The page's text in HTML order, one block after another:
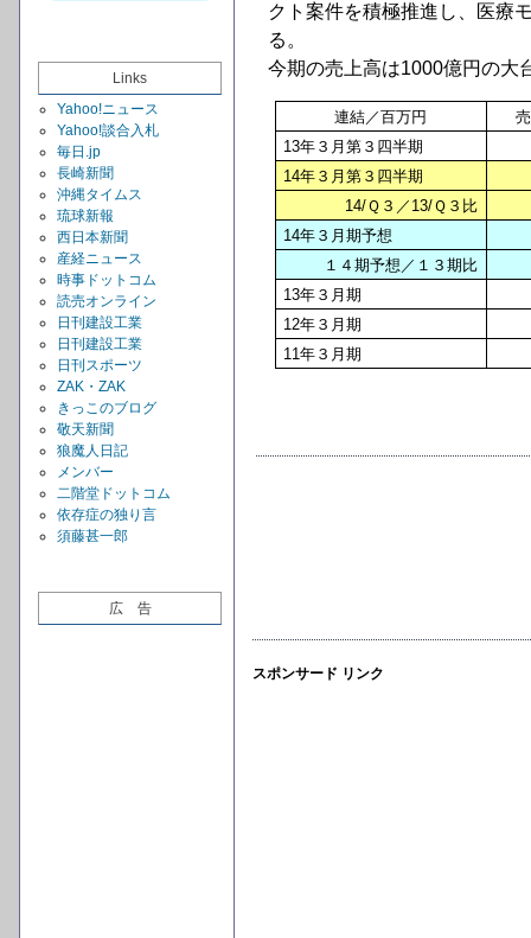
Links
Yahoo!ニュース
Yahoo!談合入札
毎日.jp
長崎新聞
沖縄タイムス
琉球新報
西日本新聞
産経ニュース
時事ドットコム
読売オンライン
日刊建設工業
日刊建設工業
日刊スポーツ
ZAK・ZAK
きっこのブログ
敬天新聞
狼魔人日記
メンバー
二階堂ドットコム
依存症の独り言
須藤甚一郎
広 告
クト案件を積極推進し、医療
る。
今期の売上高は1000億円の大
連結／百万円
13年３月第３四半期
14年３月第３四半期
14/Ｑ３／13/Ｑ３比
14年３月期予想
１４期予想／１３期比
13年３月期
12年３月期
11年３月期
スポンサード リンク